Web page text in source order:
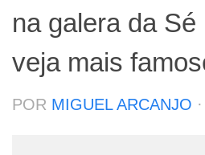
na galera da Sé
veja mais
POR MIGUEL ARCANJO ·